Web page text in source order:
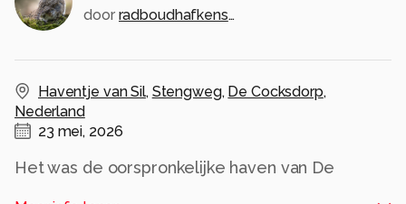
door radboudhafkenscheid
Haventje van Sil, Stengweg, De Cocksdorp,
Nederland
23 mei, 2026
Het was de oorspronkelijke haven van De